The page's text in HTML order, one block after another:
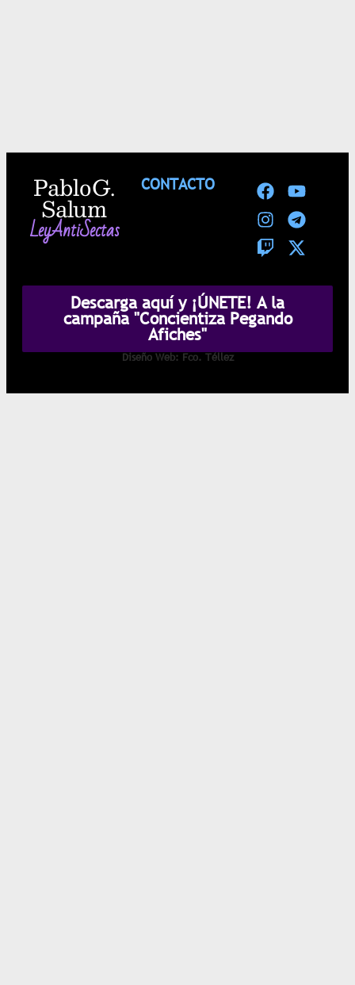
CONTACTO
Pablo G.
Salum
LeyAntiSectas
Descarga aquí y ¡ÚNETE! A la
campaña "Concientiza Pegando
Afiches"
Diseño Web: Fco. Téllez